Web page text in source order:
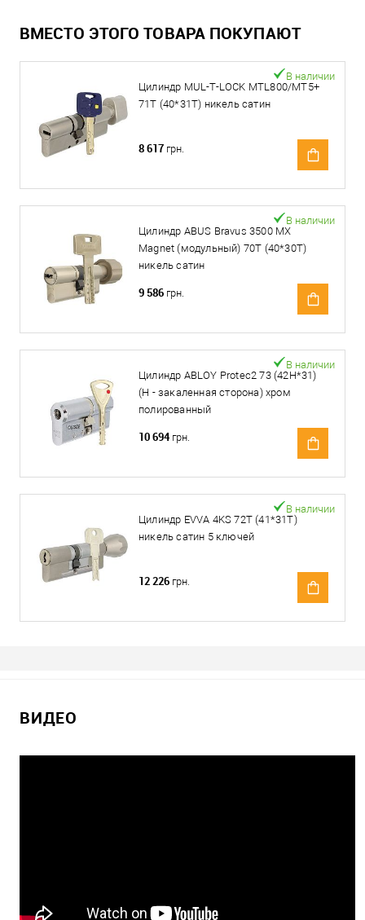
ВМЕСТО ЭТОГО ТОВАРА ПОКУПАЮТ
Цилиндр MUL-T-LOCK MTL800/MT5+
71T (40*31T) никель сатин
В наличии
8 617 грн.
Цилиндр ABUS Bravus 3500 MX
Magnet (модульный) 70T (40*30T)
никель сатин
В наличии
9 586 грн.
Цилиндр ABLOY Protec2 73 (42H*31)
(H - закаленная сторона) хром
полированный
В наличии
10 694 грн.
Цилиндр EVVA 4KS 72T (41*31T)
никель сатин 5 ключей
В наличии
12 226 грн.
ВИДЕО